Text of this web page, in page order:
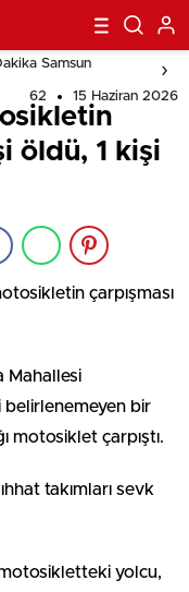
Samsun
62 15 Haziran 2026
öldü, 1 kişi
çarpışması
Mahallesi
belirlenemeyen bir
motosiklet çarpıştı.
takımları sevk
yolcu,